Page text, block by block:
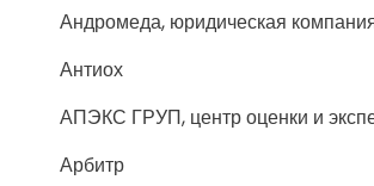
Андромеда, юридическая
Антиох
АПЭКС ГРУП, центр оценки и
Арбитр